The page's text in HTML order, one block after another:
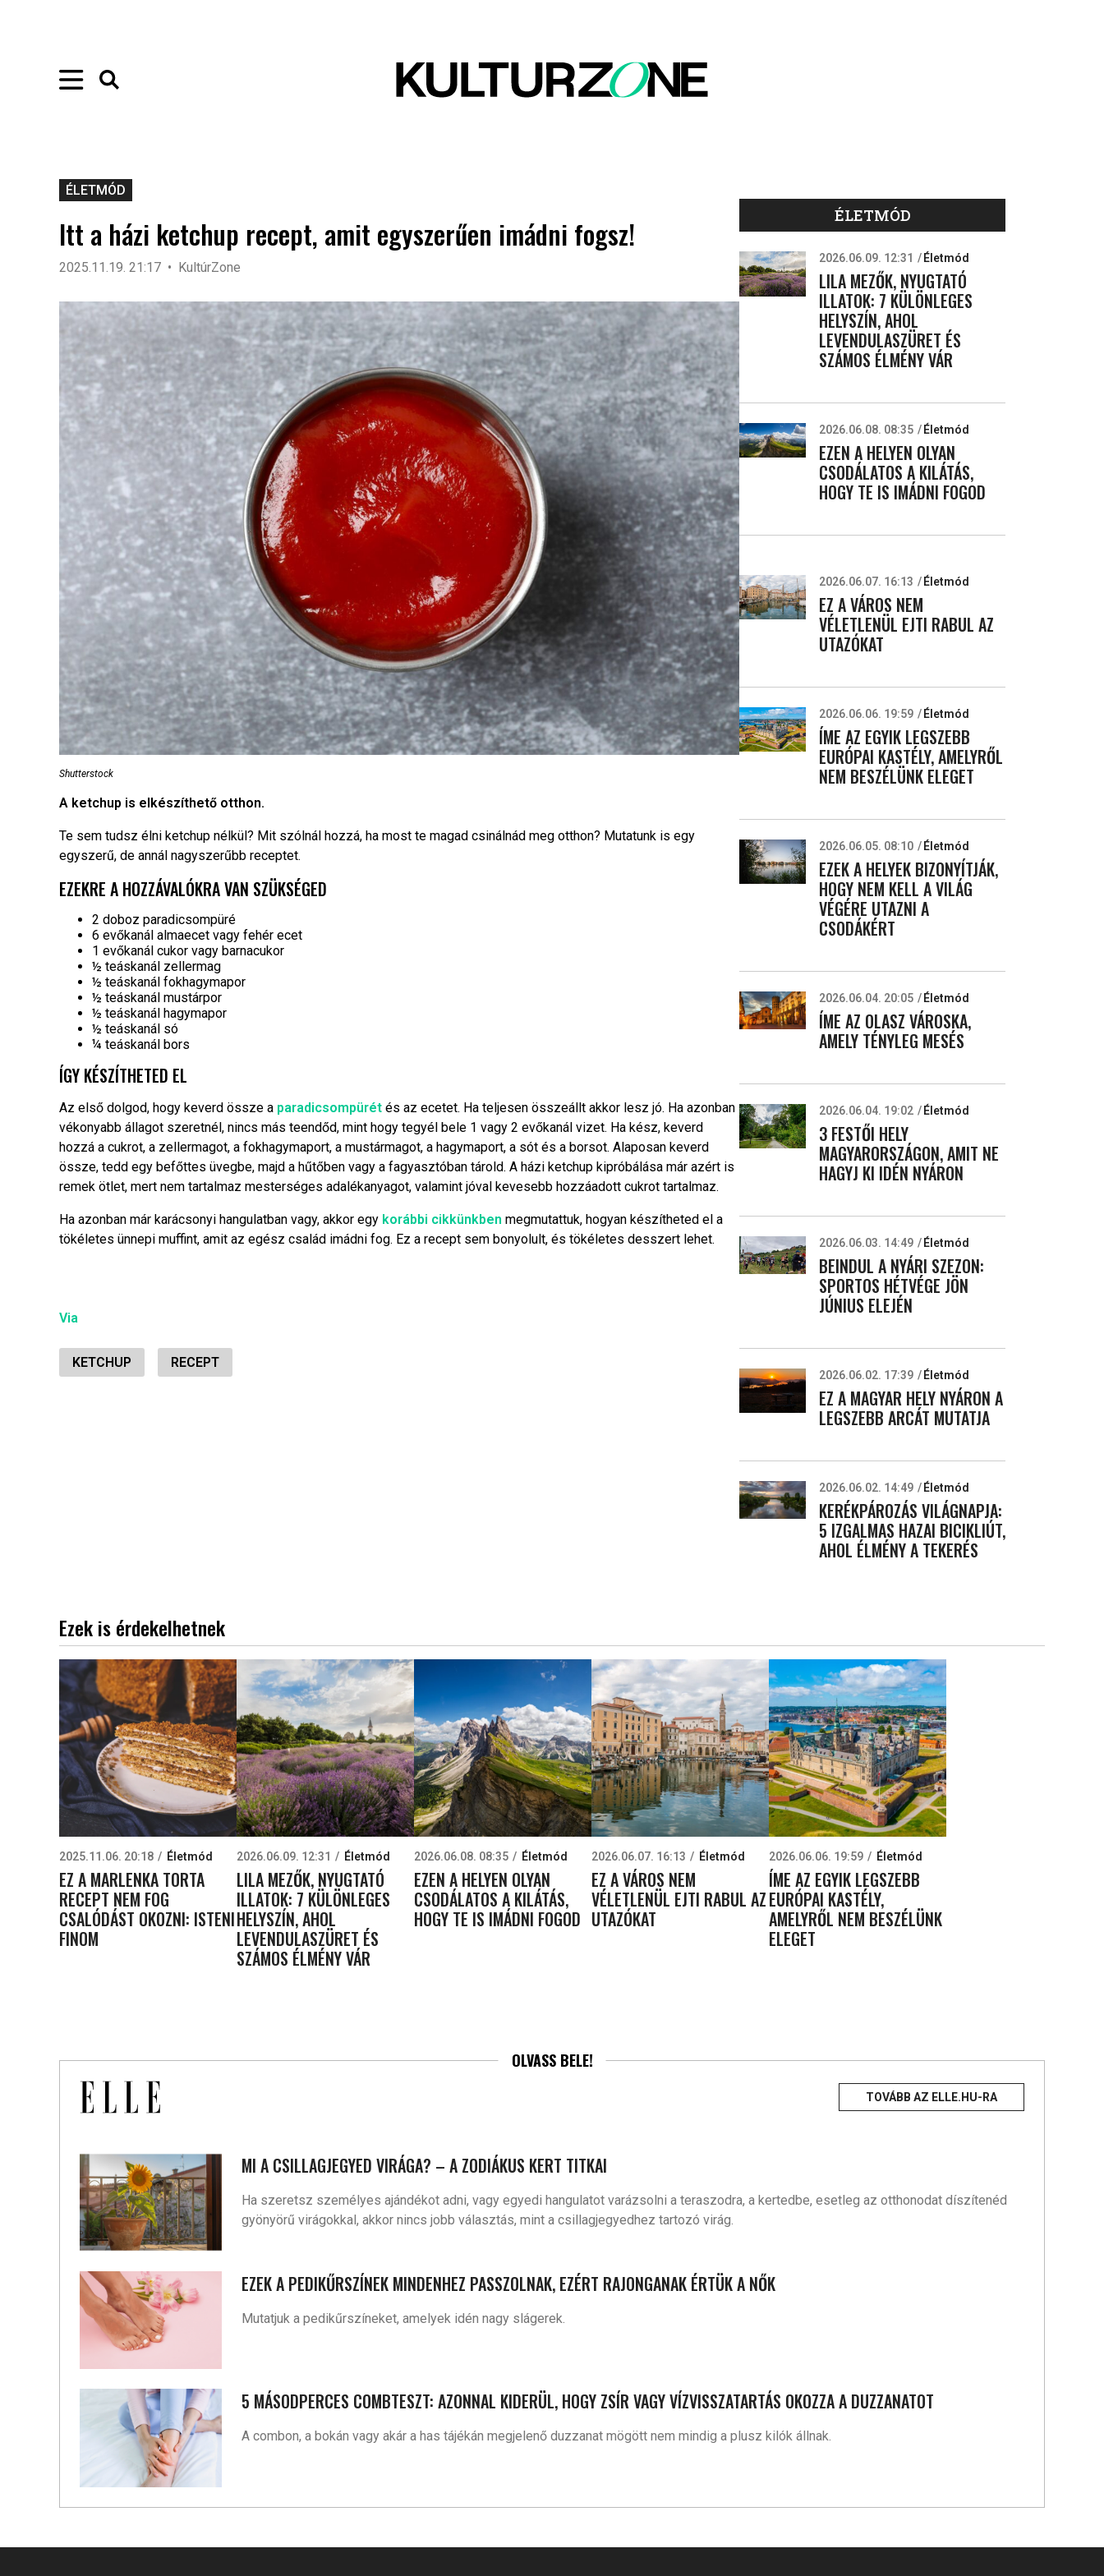
ÉLETMÓD
Itt a házi ketchup recept, amit egyszerűen imádni fogsz!
2025.11.19. 21:17 KultúrZone
Shutterstock
A ketchup is elkészíthető otthon.
Te sem tudsz élni ketchup nélkül? Mit szólnál hozzá, ha most te magad csinálnád meg otthon? Mutatunk is egy
egyszerű, de annál nagyszerűbb receptet.
EZEKRE A HOZZÁVALÓKRA VAN SZÜKSÉGED
2 doboz paradicsompüré
6 evőkanál almaecet vagy fehér ecet
1 evőkanál cukor vagy barnacukor
½ teáskanál zellermag
½ teáskanál fokhagymapor
½ teáskanál mustárpor
½ teáskanál hagymapor
½ teáskanál só
¼ teáskanál bors
ÍGY KÉSZÍTHETED EL
Az első dolgod, hogy keverd össze a paradicsompürét és az ecetet. Ha teljesen összeállt akkor lesz jó. Ha azonban
vékonyabb állagot szeretnél, nincs más teendőd, mint hogy tegyél bele 1 vagy 2 evőkanál vizet. Ha kész, keverd
hozzá a cukrot, a zellermagot, a fokhagymaport, a mustármagot, a hagymaport, a sót és a borsot. Alaposan keverd
össze, tedd egy befőttes üvegbe, majd a hűtőben vagy a fagyasztóban tárold. A házi ketchup kipróbálása már azért is
remek ötlet, mert nem tartalmaz mesterséges adalékanyagot, valamint jóval kevesebb hozzáadott cukrot tartalmaz.
Ha azonban már karácsonyi hangulatban vagy, akkor egy korábbi cikkünkben megmutattuk, hogyan készítheted el a
tökéletes ünnepi muffint, amit az egész család imádni fog. Ez a recept sem bonyolult, és tökéletes desszert lehet.
Via
KETCHUP RECEPT
ÉLETMÓD
2026.06.09. 12:31 Életmód
LILA MEZŐK, NYUGTATÓ
ILLATOK: 7 KÜLÖNLEGES
HELYSZÍN, AHOL
LEVENDULASZÜRET ÉS
SZÁMOS ÉLMÉNY VÁR
2026.06.08. 08:35 Életmód
EZEN A HELYEN OLYAN
CSODÁLATOS A KILÁTÁS,
HOGY TE IS IMÁDNI FOGOD
2026.06.07. 16:13 Életmód
EZ A VÁROS NEM
VÉLETLENÜL EJTI RABUL AZ
UTAZÓKAT
2026.06.06. 19:59 Életmód
ÍME AZ EGYIK LEGSZEBB
EURÓPAI KASTÉLY, AMELYRŐL
NEM BESZÉLÜNK ELEGET
2026.06.05. 08:10 Életmód
EZEK A HELYEK BIZONYÍTJÁK,
HOGY NEM KELL A VILÁG
VÉGÉRE UTAZNI A
CSODÁKÉRT
2026.06.04. 20:05 Életmód
ÍME AZ OLASZ VÁROSKA,
AMELY TÉNYLEG MESÉS
2026.06.04. 19:02 Életmód
3 FESTŐI HELY
MAGYARORSZÁGON, AMIT NE
HAGYJ KI IDÉN NYÁRON
2026.06.03. 14:49 Életmód
BEINDUL A NYÁRI SZEZON:
SPORTOS HÉTVÉGE JÖN
JÚNIUS ELEJÉN
2026.06.02. 17:39 Életmód
EZ A MAGYAR HELY NYÁRON A
LEGSZEBB ARCÁT MUTATJA
2026.06.02. 14:49 Életmód
KERÉKPÁROZÁS VILÁGNAPJA:
5 IZGALMAS HAZAI BICIKLIÚT,
AHOL ÉLMÉNY A TEKERÉS
Ezek is érdekelhetnek
2025.11.06. 20:18 Életmód
EZ A MARLENKA TORTA
RECEPT NEM FOG
CSALÓDÁST OKOZNI: ISTENI
FINOM
2026.06.09. 12:31 Életmód
LILA MEZŐK, NYUGTATÓ
ILLATOK: 7 KÜLÖNLEGES
HELYSZÍN, AHOL
LEVENDULASZÜRET ÉS
SZÁMOS ÉLMÉNY VÁR
2026.06.08. 08:35 Életmód
EZEN A HELYEN OLYAN
CSODÁLATOS A KILÁTÁS,
HOGY TE IS IMÁDNI FOGOD
2026.06.07. 16:13 Életmód
EZ A VÁROS NEM
VÉLETLENÜL EJTI RABUL AZ
UTAZÓKAT
2026.06.06. 19:59 Életmód
ÍME AZ EGYIK LEGSZEBB
EURÓPAI KASTÉLY,
AMELYRŐL NEM BESZÉLÜNK
ELEGET
OLVASS BELE!
TOVÁBB AZ ELLE.HU-RA
MI A CSILLAGJEGYED VIRÁGA? – A ZODIÁKUS KERT TITKAI
Ha szeretsz személyes ajándékot adni, vagy egyedi hangulatot varázsolni a teraszodra, a kertedbe, esetleg az otthonodat díszítenéd
gyönyörű virágokkal, akkor nincs jobb választás, mint a csillagjegyedhez tartozó virág.
EZEK A PEDIKŰRSZÍNEK MINDENHEZ PASSZOLNAK, EZÉRT RAJONGANAK ÉRTÜK A NŐK
Mutatjuk a pedikűrszíneket, amelyek idén nagy slágerek.
5 MÁSODPERCES COMBTESZT: AZONNAL KIDERÜL, HOGY ZSÍR VAGY VÍZVISSZATARTÁS OKOZZA A DUZZANATOT
A combon, a bokán vagy akár a has tájékán megjelenő duzzanat mögött nem mindig a plusz kilók állnak.